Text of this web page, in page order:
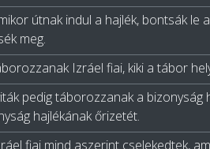
útnak indul a hajlék, bontsák le
meg.
Izráel fiai, kiki a tábor
pedig táborozzanak a bizonyság
hajlékának őrizetét.
fiai mind aszerint cselekedtek,